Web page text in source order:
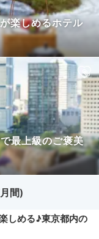
楽しめるホテル
最上級のご褒美
間)
しめる♪東京都内の